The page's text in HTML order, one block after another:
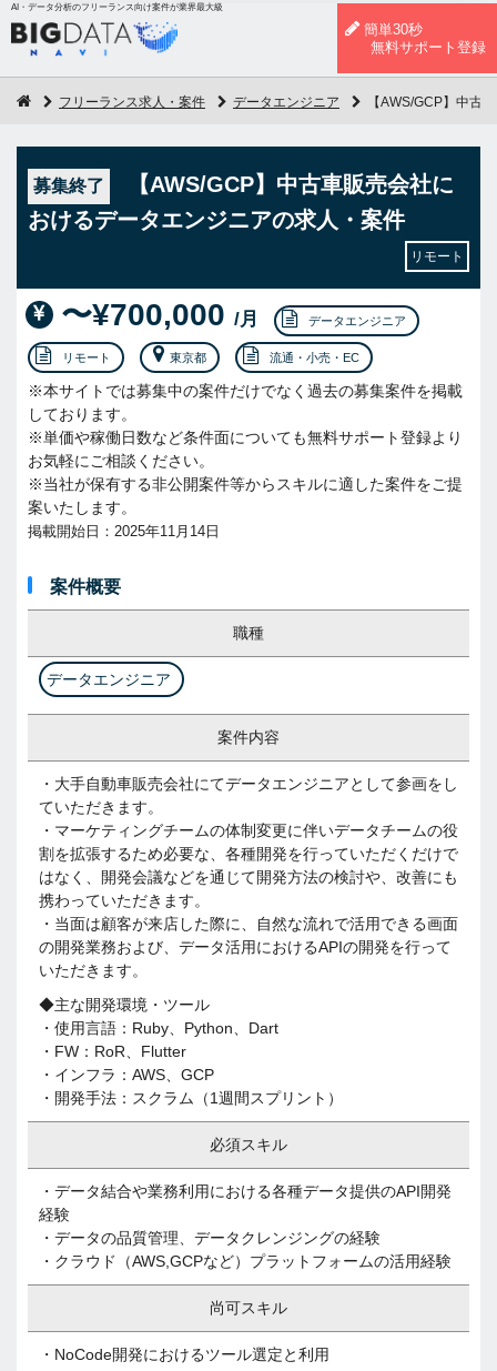
AI・データ分析のフリーランス向け案件が業界最大級
簡単30秒
無料サポート登録
フリーランス求人・案件 データエンジニア 【AWS/GCP】中古
募集終了
【AWS/GCP】中古車販売会社に
おけるデータエンジニアの求人・案件
リモート
〜¥700,000 /月 データエンジニア
リモート 東京都 流通・小売・EC
※本サイトでは募集中の案件だけでなく過去の募集案件を掲載
しております。
※単価や稼働日数など条件面についても無料サポート登録より
お気軽にご相談ください。
※当社が保有する非公開案件等からスキルに適した案件をご提
案いたします。
掲載開始日：2025年11月14日
案件概要
職種
データエンジニア
案件内容
・大手自動車販売会社にてデータエンジニアとして参画をし
ていただきます。
・マーケティングチームの体制変更に伴いデータチームの役
割を拡張するため必要な、各種開発を行っていただくだけで
はなく、開発会議などを通じて開発方法の検討や、改善にも
携わっていただきます。
・当面は顧客が来店した際に、自然な流れで活用できる画面
の開発業務および、データ活用におけるAPIの開発を行って
いただきます。
◆主な開発環境・ツール
・使用言語：Ruby、Python、Dart
・FW：RoR、Flutter
・インフラ：AWS、GCP
・開発手法：スクラム（1週間スプリント）
必須スキル
・データ結合や業務利用における各種データ提供のAPI開発
経験
・データの品質管理、データクレンジングの経験
・クラウド（AWS,GCPなど）プラットフォームの活用経験
尚可スキル
・NoCode開発におけるツール選定と利用